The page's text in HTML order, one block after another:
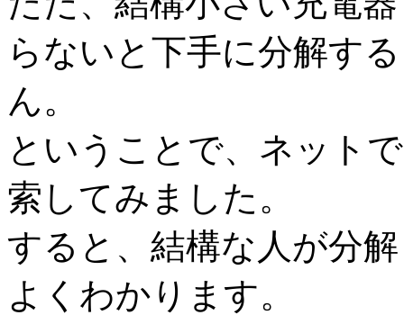
らないと下手に分解す
ん。
ということで、ネット
索してみました。
すると、結構な人が分
よくわかります。